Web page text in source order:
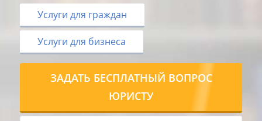
Услуги для граждан
Услуги для бизнеса
ЗАДАТЬ БЕСПЛАТНЫЙ ВОПРОС
ЮРИСТУ